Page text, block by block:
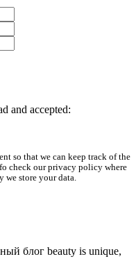
and accepted:
so that we can keep track of the
check our privacy policy where
we store your data.
блог beauty is unique,